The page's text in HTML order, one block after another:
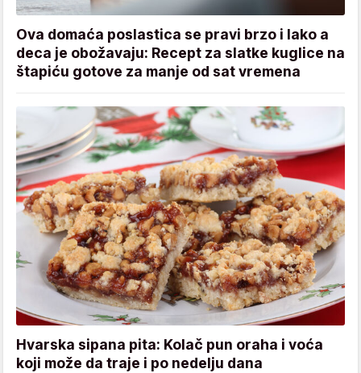
Ova domaća poslastica se pravi brzo i lako a
deca je obožavaju: Recept za slatke kuglice na
štapiću gotove za manje od sat vremena
Hvarska sipana pita: Kolač pun oraha i voća
koji može da traje i po nedelju dana